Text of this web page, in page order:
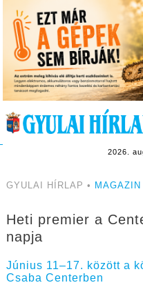
2026.
GYULAI HÍRLAP • MAGAZIN
Heti premier a
napja
Június 11–17. között a
Csaba Centerben